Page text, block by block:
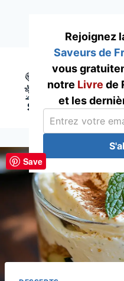
content
Rejoignez
Saveurs de
vous
notre Livre de
et les
Save